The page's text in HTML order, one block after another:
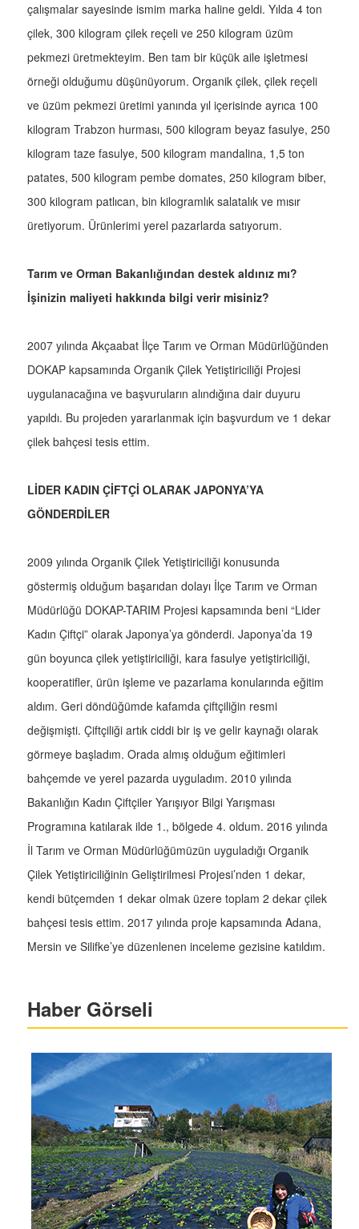
çalışmalar sayesinde ismim marka haline geldi. Yılda 4 ton
çilek, 300 kilogram çilek reçeli ve 250 kilogram üzüm
pekmezi üretmekteyim. Ben tam bir küçük aile işletmesi
örneği olduğumu düşünüyorum. Organik çilek, çilek reçeli
ve üzüm pekmezi üretimi yanında yıl içerisinde ayrıca 100
kilogram Trabzon hurması, 500 kilogram beyaz fasulye, 250
kilogram taze fasulye, 500 kilogram mandalina, 1,5 ton
patates, 500 kilogram pembe domates, 250 kilogram biber,
300 kilogram patlıcan, bin kilogramlık salatalık ve mısır
üretiyorum. Ürünlerimi yerel pazarlarda satıyorum.
Tarım ve Orman Bakanlığından destek aldınız mı?
İşinizin maliyeti hakkında bilgi verir misiniz?
2007 yılında Akçaabat İlçe Tarım ve Orman Müdürlüğünden
DOKAP kapsamında Organik Çilek Yetiştiriciliği Projesi
uygulanacağına ve başvuruların alındığına dair duyuru
yapıldı. Bu projeden yararlanmak için başvurdum ve 1 dekar
çilek bahçesi tesis ettim.
LİDER KADIN ÇİFTÇİ OLARAK JAPONYA’YA
GÖNDERDİLER
2009 yılında Organik Çilek Yetiştiriciliği konusunda
göstermiş olduğum başarıdan dolayı İlçe Tarım ve Orman
Müdürlüğü DOKAP-TARIM Projesi kapsamında beni “Lider
Kadın Çiftçi” olarak Japonya’ya gönderdi. Japonya’da 19
gün boyunca çilek yetiştiriciliği, kara fasulye yetiştiriciliği,
kooperatifler, ürün işleme ve pazarlama konularında eğitim
aldım. Geri döndüğümde kafamda çiftçiliğin resmi
değişmişti. Çiftçiliği artık ciddi bir iş ve gelir kaynağı olarak
görmeye başladım. Orada almış olduğum eğitimleri
bahçemde ve yerel pazarda uyguladım. 2010 yılında
Bakanlığın Kadın Çiftçiler Yarışıyor Bilgi Yarışması
Programına katılarak ilde 1., bölgede 4. oldum. 2016 yılında
İl Tarım ve Orman Müdürlüğümüzün uyguladığı Organik
Çilek Yetiştiriciliğinin Geliştirilmesi Projesi’nden 1 dekar,
kendi bütçemden 1 dekar olmak üzere toplam 2 dekar çilek
bahçesi tesis ettim. 2017 yılında proje kapsamında Adana,
Mersin ve Silifke’ye düzenlenen inceleme gezisine katıldım.
Haber Görseli